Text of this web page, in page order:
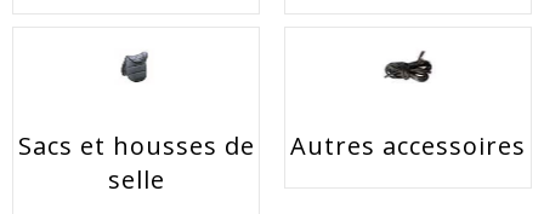
Sacs et housses de
selle
Autres accessoires